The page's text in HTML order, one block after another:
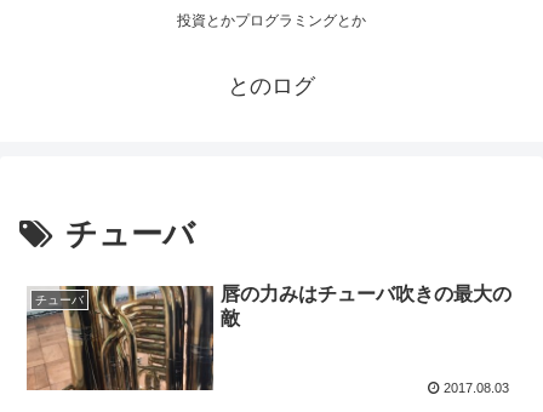
投資とかプログラミングとか
とのログ
チューバ
チューバ
唇の力みはチューバ吹きの最大の
敵
2017.08.03